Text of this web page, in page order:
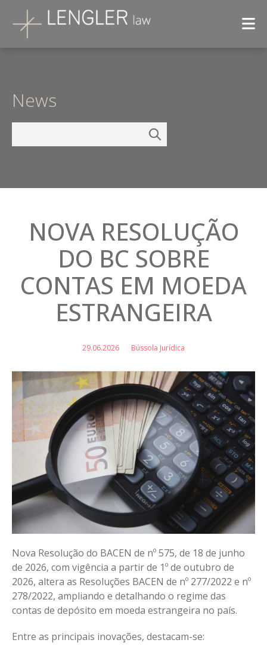
News
NOVA RESOLUÇÃO
DO BC SOBRE
CONTAS EM MOEDA
ESTRANGEIRA
29.06.2026 Bússola Jurídica
Nova Resolução do BACEN de nº 575, de 18 de junho
de 2026, com vigência a partir de 1º de outubro de
2026, altera as Resoluções BACEN de nº 277/2022 e nº
278/2022, ampliando e detalhando o regime das
contas de depósito em moeda estrangeira no país.
Entre as principais inovações, destacam-se: